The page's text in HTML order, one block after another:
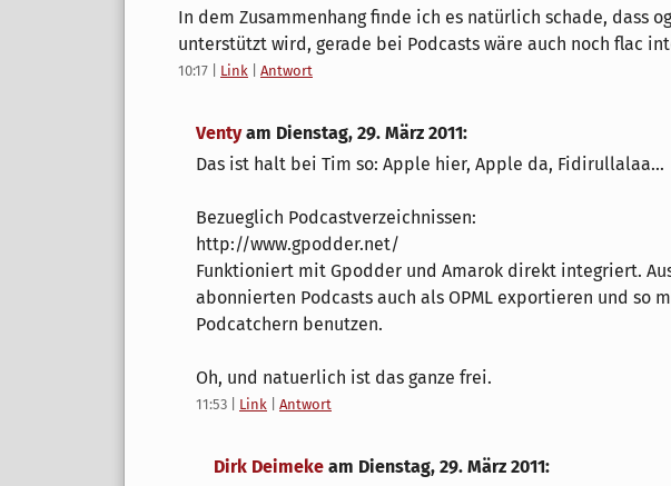
In dem Zusammenhang finde ich es natürlich schade, dass
unterstützt wird, gerade bei Podcasts wäre auch noch flac
10:17 Link Antwort
Ventyam Dienstag, 29. März 2011:
Das ist halt bei Tim so: Apple hier, Apple da, Fidirullalaa...
Bezueglich Podcastverzeichnissen:
http://www.gpodder.net/
Funktioniert mit Gpodder und Amarok direkt integriert.
abonnierten Podcasts auch als OPML exportieren und so
Podcatchern benutzen.
Oh, und natuerlich ist das ganze frei.
11:53 Link Antwort
Dirk Deimeke am Dienstag, 29. März 2011: